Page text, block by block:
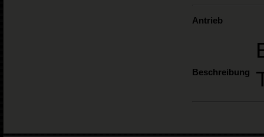
Antrieb
Beschreibung